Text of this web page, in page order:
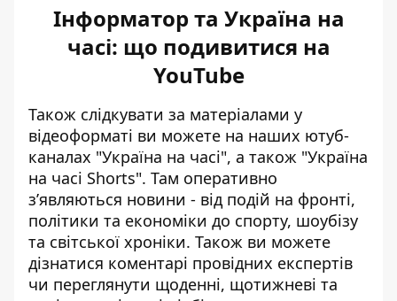
Інформатор та Україна на
часі: що подивитися на
YouTube
Також слідкувати за матеріалами у
відеоформаті ви можете на наших ютуб-
каналах "Україна на часі", а також "Україна
на часі Shorts". Там оперативно
зʼявляються новини - від подій на фронті,
політики та економіки до спорту, шоубізу
та світської хроніки. Також ви можете
дізнатися коментарі провідних експертів
чи переглянути щоденні, щотижневі та